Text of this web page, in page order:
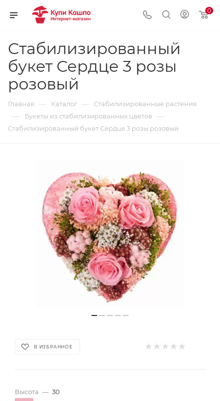
0
Стабилизированный
букет Сердце 3 розы
розовый
Главная — Каталог — Стабилизированные растения
— Букеты из стабилизированных цветов —
Стабилизированный букет Сердце 3 розы розовый
В ИЗБРАННОЕ
Высота — 30